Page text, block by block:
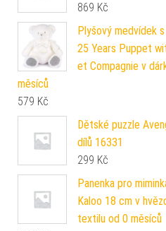
869 Kč
Plyšový medvídek
25 Years Puppet
et Compagnie v
měsíců
579 Kč
Dětské puzzle
dílů 16331
299 Kč
Panenka pro
Kaloo 18 cm v
textilu od 0 měsíců